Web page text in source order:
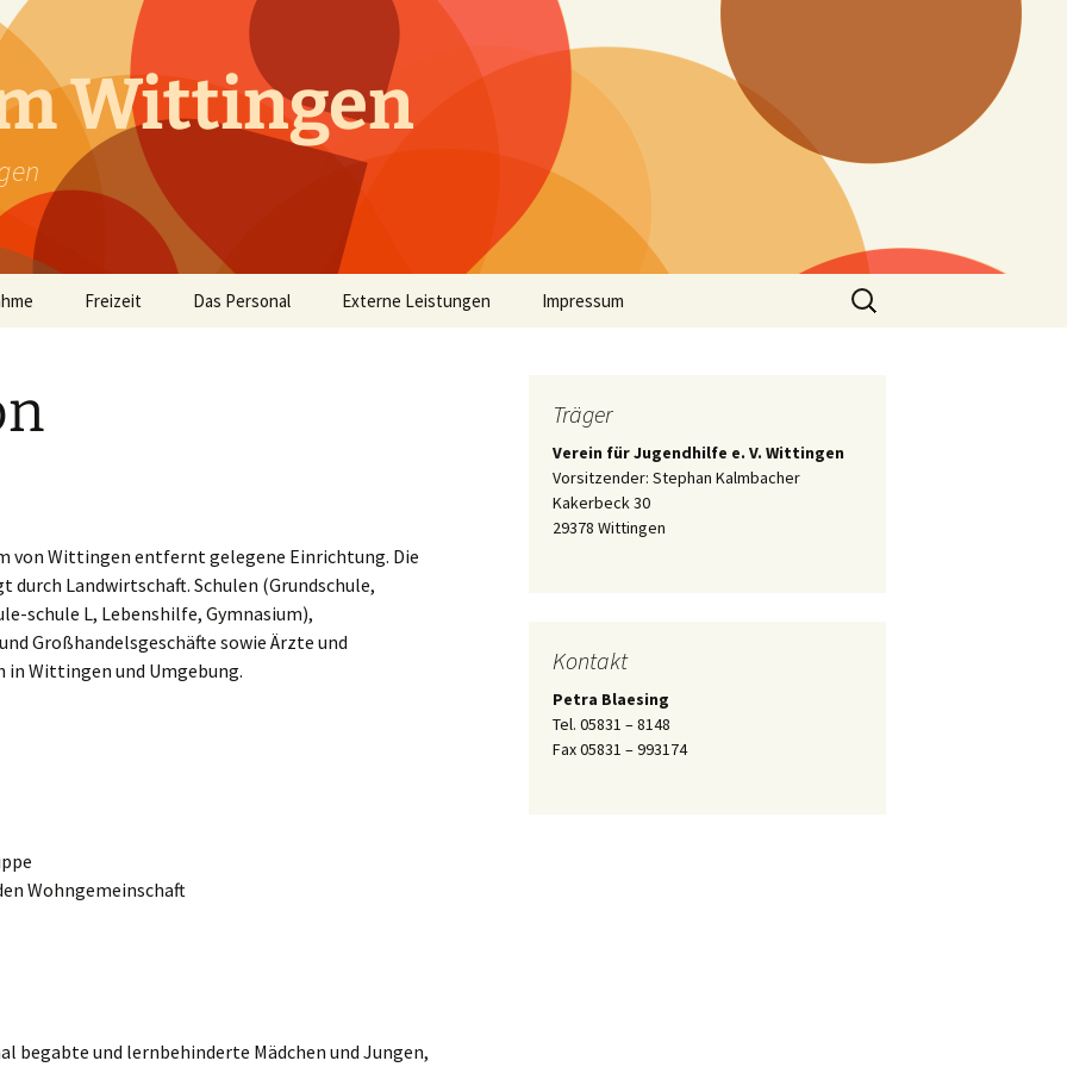
Wittingen
Freizeit Das Personal Externe Leistungen Impressum
Suchen
nach:
von Wittingen entfernt gelegene Einrichtung. Die
durch Landwirtschaft. Schulen (Grundschule,
schule L, Lebenshilfe, Gymnasium),
Großhandelsgeschäfte sowie Ärzte und
in Wittingen und Umgebung.
Wohngemeinschaft
begabte und lernbehinderte Mädchen und Jungen,
Träger
Verein für Jugendhilfe e. V. Wittingen
Vorsitzender: Stephan Kalmbacher
Kakerbeck 30
29378 Wittingen
Kontakt
Petra Blaesing
Tel. 05831 – 8148
Fax 05831 – 993174